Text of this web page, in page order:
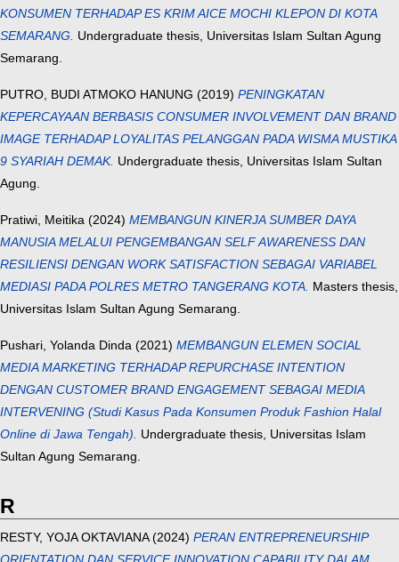
KONSUMEN TERHADAP ES KRIM AICE MOCHI KLEPON DI KOTA
SEMARANG. Undergraduate thesis, Universitas Islam Sultan Agung
Semarang.
PUTRO, BUDI ATMOKO HANUNG (2019) PENINGKATAN
KEPERCAYAAN BERBASIS CONSUMER INVOLVEMENT DAN BRAND
IMAGE TERHADAP LOYALITAS PELANGGAN PADA WISMA MUSTIKA
9 SYARIAH DEMAK. Undergraduate thesis, Universitas Islam Sultan
Agung.
Pratiwi, Meitika (2024) MEMBANGUN KINERJA SUMBER DAYA
MANUSIA MELALUI PENGEMBANGAN SELF AWARENESS DAN
RESILIENSI DENGAN WORK SATISFACTION SEBAGAI VARIABEL
MEDIASI PADA POLRES METRO TANGERANG KOTA. Masters thesis,
Universitas Islam Sultan Agung Semarang.
Pushari, Yolanda Dinda (2021) MEMBANGUN ELEMEN SOCIAL
MEDIA MARKETING TERHADAP REPURCHASE INTENTION
DENGAN CUSTOMER BRAND ENGAGEMENT SEBAGAI MEDIA
INTERVENING (Studi Kasus Pada Konsumen Produk Fashion Halal
Online di Jawa Tengah). Undergraduate thesis, Universitas Islam
Sultan Agung Semarang.
R
RESTY, YOJA OKTAVIANA(2024) PERAN ENTREPRENEURSHIP